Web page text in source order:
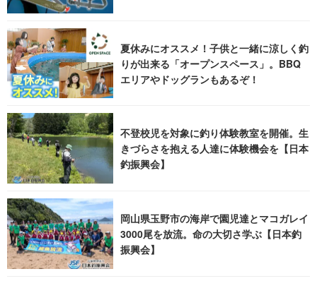
夏休みにオススメ！子供と一緒に涼しく釣
りが出来る「オープンスペース」。BBQ
エリアやドッグランもあるぞ！
不登校児を対象に釣り体験教室を開催。生
きづらさを抱える人達に体験機会を【日本
釣振興会】
岡山県玉野市の海岸で園児達とマコガレイ
3000尾を放流。命の大切さ学ぶ【日本釣
振興会】